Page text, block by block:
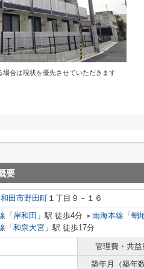
合は現状を優先させていただきます
要
田市野田町 １丁目９－１６
「 岸和田 」駅 徒歩4分 南海本線 「 蛸
「 和泉大宮 」駅 徒歩17分
管理費・共益
築年月（築年数